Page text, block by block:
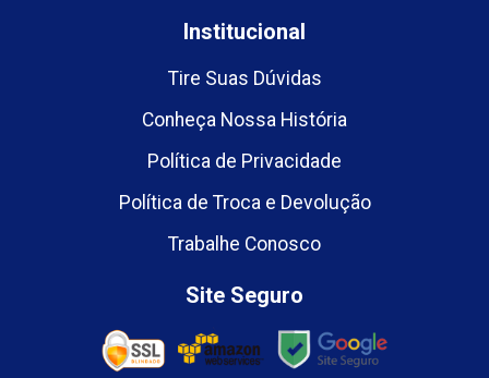
Institucional
Tire Suas Dúvidas
Conheça Nossa História
Política de Privacidade
Política de Troca e Devolução
Trabalhe Conosco
Site Seguro